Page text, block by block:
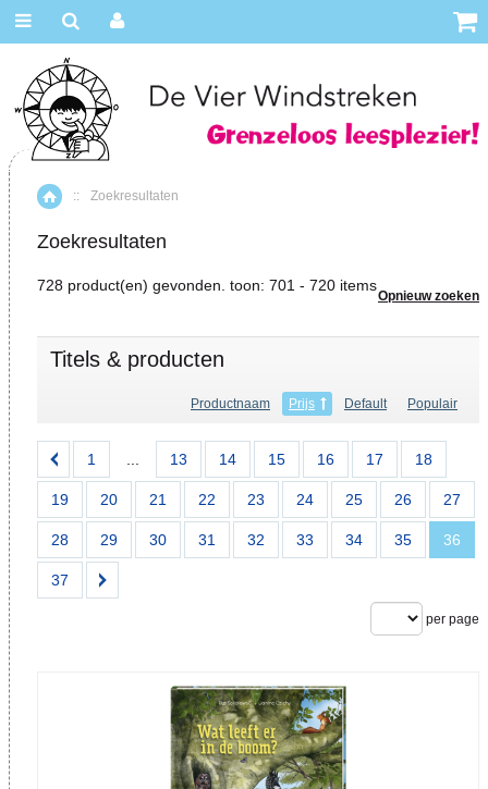
Home
:: Zoekresultaten
Zoekresultaten
728 product(en) gevonden. toon: 701 - 720 items
Opnieuw zoeken
Titels & producten
Productnaam Prijs Default Populair
1 ... 13 14 15 16 17 18
19 20 21 22 23 24 25 26 27
28 29 30 31 32 33 34 35 36
37
per page